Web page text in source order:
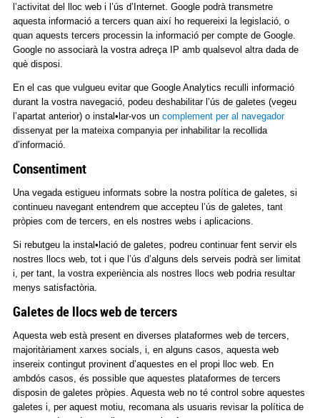
l’activitat del lloc web i l’ús d’Internet. Google podrà transmetre
aquesta informació a tercers quan així ho requereixi la legislació, o
quan aquests tercers processin la informació per compte de Google.
Google no associarà la vostra adreça IP amb qualsevol altra dada de
què disposi.
En el cas que vulgueu evitar que Google Analytics reculli informació
durant la vostra navegació, podeu deshabilitar l’ús de galetes (vegeu
l’apartat anterior) o instal•lar-vos un complement per al navegador
dissenyat per la mateixa companyia per inhabilitar la recollida
d’informació.
Consentiment
Una vegada estigueu informats sobre la nostra política de galetes, si
continueu navegant entendrem que accepteu l’ús de galetes, tant
pròpies com de tercers, en els nostres webs i aplicacions.
Si rebutgeu la instal•lació de galetes, podreu continuar fent servir els
nostres llocs web, tot i que l’ús d’alguns dels serveis podrà ser limitat
i, per tant, la vostra experiència als nostres llocs web podria resultar
menys satisfactòria.
Galetes de llocs web de tercers
Aquesta web està present en diverses plataformes web de tercers,
majoritàriament xarxes socials, i, en alguns casos, aquesta web
insereix contingut provinent d’aquestes en el propi lloc web. En
ambdós casos, és possible que aquestes plataformes de tercers
disposin de galetes pròpies. Aquesta web no té control sobre aquestes
galetes i, per aquest motiu, recomana als usuaris revisar la política de